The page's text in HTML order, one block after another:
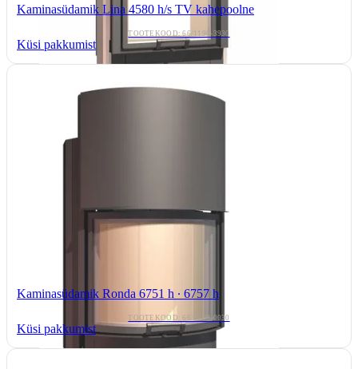
Kaminasüdamik Lina 4580 h/s TV kahepoolne
TOOTEKOOD: 66/1190-3930
Küsi pakkumist
Kaminasüdamik Ronda 6751 h ∙ 6757 h
TOOTEKOOD: 66/3360-0030
Küsi pakkumist